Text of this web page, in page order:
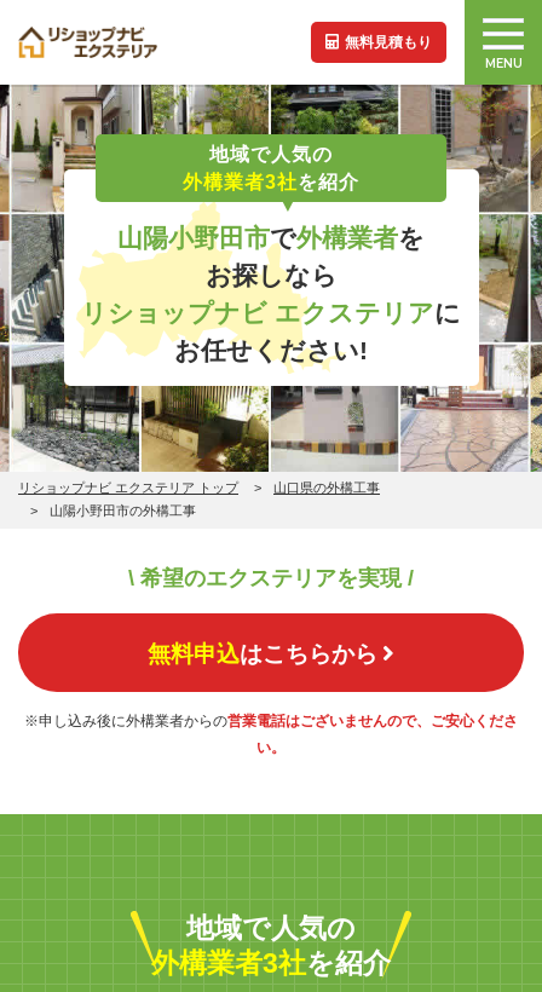
無料見積もり
MENU
地域で人気の
外構業者3社を紹介
山陽小野田市で外構業者を
お探しなら
リショップナビ エクステリアに
お任せください!
リショップナビ エクステリア トップ
山口県の外構工事
山陽小野田市の外構工事
\ 希望のエクステリアを実現 /
無料申込はこちらから
※申し込み後に外構業者からの営業電話はございませんので、ご安心くださ
い。
地域で人気の
外構業者3社を紹介